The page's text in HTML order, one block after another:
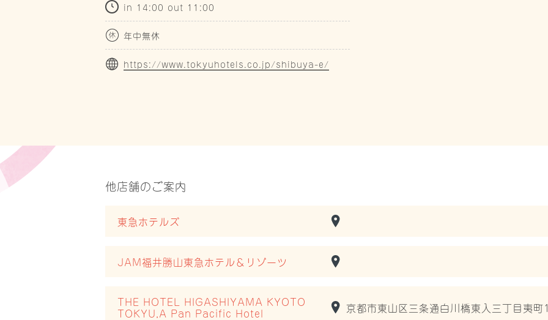
in 14:00 out 11:00
年中無休
https://www.tokyuhotels.co.jp/shibuya-e/
他店舗のご案内
東急ホテルズ
JAM福井勝山東急ホテル＆リゾーツ
THE HOTEL HIGASHIYAMA KYOTO
TOKYU,A Pan Pacific Hotel
京都市東山区三条通白川橋東入三丁目夷